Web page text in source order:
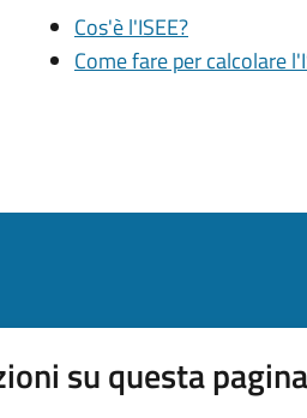
Cos'è l'ISEE?
Come fare per calcolare
su questa